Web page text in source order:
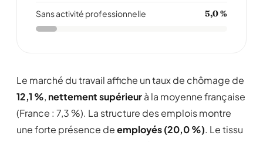
Sans activité professionnelle 5,0 %
Le marché du travail affiche un taux de chômage de
12,1 %, nettement supérieurà la moyenne française
(France : 7,3 %). La structure des emplois montre
une forte présence deemployés (20,0 %). Le tissu